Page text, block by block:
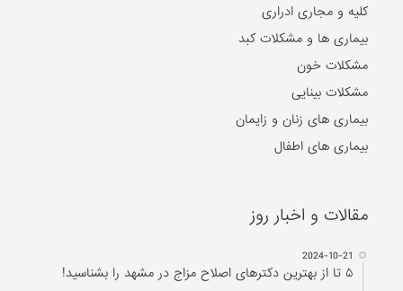
کلیه و مجاری ادراری
بیماری ها و مشکلات کبد
مشکلات خون
مشکلات بینایی
بیماری های زنان و زایمان
بیماری های اطفال
مقالات و اخبار روز
2024-10-21
۵ تا از بهترین دکتر‌های اصلاح مزاج در مشهد را بشناسید!